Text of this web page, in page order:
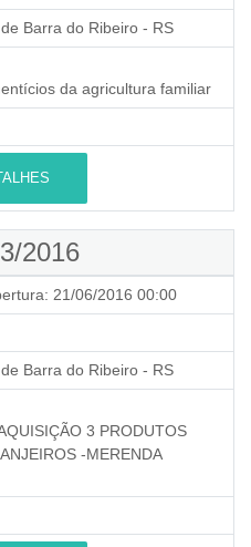
Barra do Ribeiro - RS
da agricultura familiar
2016
21/06/2016 00:00
Barra do Ribeiro - RS
3 PRODUTOS
-MERENDA